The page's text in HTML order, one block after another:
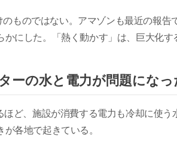
ものではない。アマゾンも最近の報告
にした。「熱く動かす」は、巨大化す
ーの水と電力が問題にな
ど、施設が消費する電力も冷却に使
各地で起きている。